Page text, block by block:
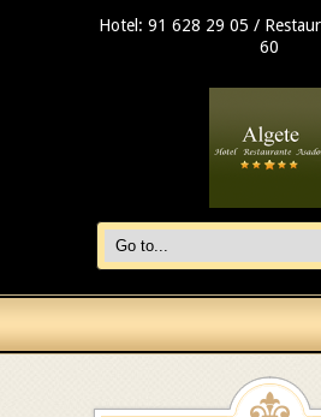
Hotel: 91 628 29 05 /
60